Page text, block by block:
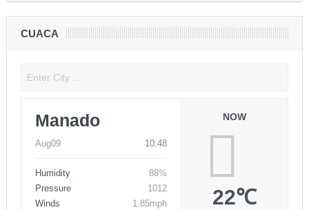
CUACA
Manado
Aug09 10:48
Humidity
88%
Pressure
1012
Winds
1.85mph
NOW
22℃